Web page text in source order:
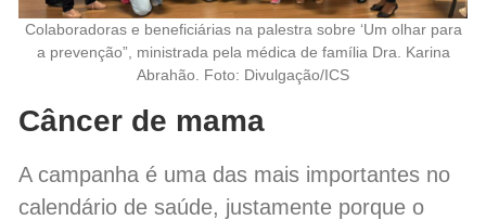
Colaboradoras e beneficiárias na palestra sobre ‘Um olhar para
a prevenção”, ministrada pela médica de família Dra. Karina
Abrahão. Foto: Divulgação/ICS
Câncer de mama
A campanha é uma das mais importantes no
calendário de saúde, justamente porque o